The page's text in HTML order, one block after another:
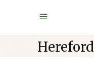
Hereford